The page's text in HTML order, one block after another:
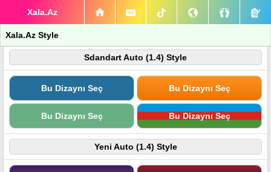
Xala.Az
Xala.Az Style
Sdandart Auto (1.4) Style
Bu Dizaynı Seç Bu Dizaynı Seç
Bu Dizaynı Seç Bu Dizaynı Seç
Yeni Auto (1.4) Style